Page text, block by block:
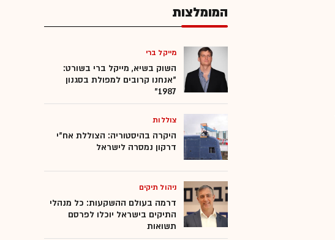
המומלצות
מייקל ברי
השוק בשיא, מייקל ברי בשורט:
"אנחנו קרובים למפולת בסגנון
1987"
צוללות
היקרה בהיסטוריה: הצוללת אח"י
דרקון נמסרה לישראל
ניהול תיקים
דרמה בעולם ההשקעות: כל מנהלי
התיקים בישראל יוכלו לפרסם
תשואות